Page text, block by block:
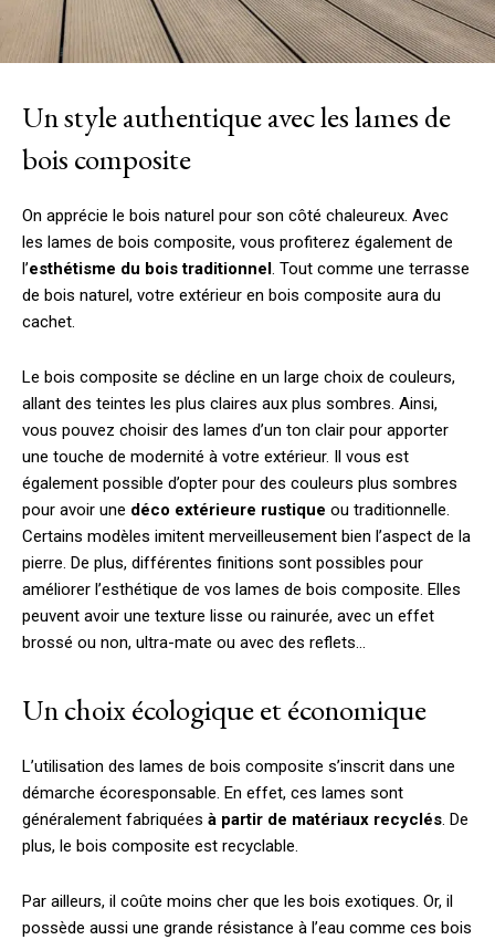
Un style authentique avec les lames de
bois composite
On apprécie le bois naturel pour son côté chaleureux. Avec
les lames de bois composite, vous profiterez également de
l’esthétisme du bois traditionnel. Tout comme une terrasse
de bois naturel, votre extérieur en bois composite aura du
cachet.
Le bois composite se décline en un large choix de couleurs,
allant des teintes les plus claires aux plus sombres. Ainsi,
vous pouvez choisir des lames d’un ton clair pour apporter
une touche de modernité à votre extérieur. Il vous est
également possible d’opter pour des couleurs plus sombres
pour avoir une déco extérieure rustique ou traditionnelle.
Certains modèles imitent merveilleusement bien l’aspect de la
pierre. De plus, différentes finitions sont possibles pour
améliorer l’esthétique de vos lames de bois composite. Elles
peuvent avoir une texture lisse ou rainurée, avec un effet
brossé ou non, ultra-mate ou avec des reflets…
Un choix écologique et économique
L’utilisation des lames de bois composite s’inscrit dans une
démarche écoresponsable. En effet, ces lames sont
généralement fabriquées à partir de matériaux recyclés. De
plus, le bois composite est recyclable.
Par ailleurs, il coûte moins cher que les bois exotiques. Or, il
possède aussi une grande résistance à l’eau comme ces bois